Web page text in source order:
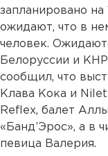
запланировано на
ожидают, что в
человек.
Белоруссии и
сообщил, что
Клава Кока и
Reflex, балет
«Банд’Эрос», а в
певица Валерия.